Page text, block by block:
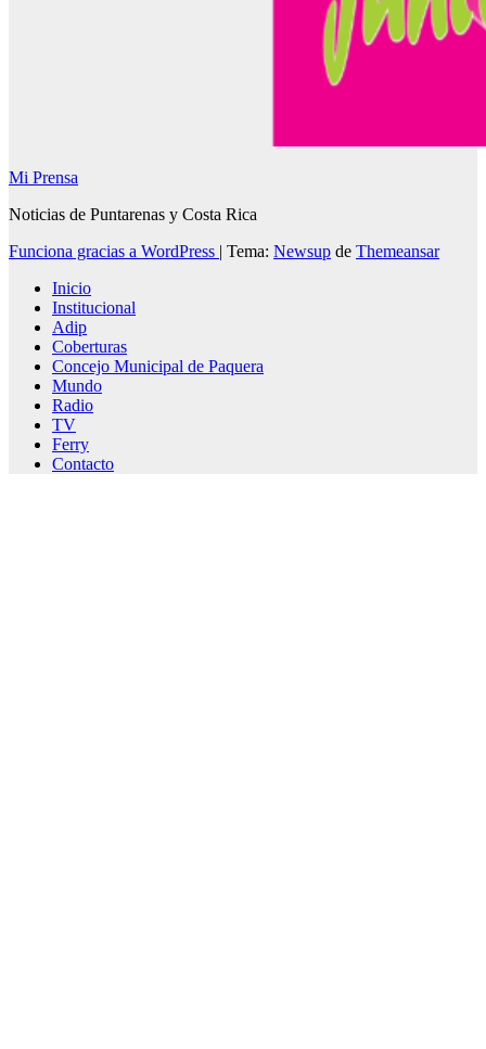
Mi Prensa
Noticias de Puntarenas y Costa Rica
Funciona gracias a WordPress | Tema: Newsup de Themeansar
Inicio
Institucional
Adip
Coberturas
Concejo Municipal de Paquera
Mundo
Radio
TV
Ferry
Contacto